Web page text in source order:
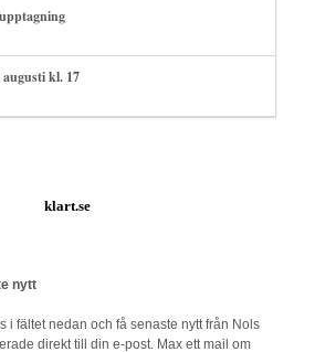
kl. 17
klart.se
nytt
i fältet nedan och få senaste nytt från Nols
direkt till din e-post. Max ett mail om